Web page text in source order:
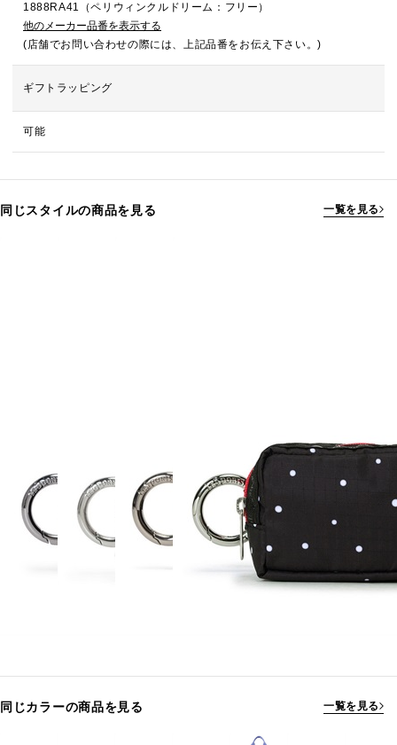
1888RA41（ペリウィンクルドリーム：フリー）
他のメーカー品番を表示する
(店舗でお問い合わせの際には、上記品番をお伝え下さい。)
ギフトラッピング
可能
同じスタイルの商品を見る 一覧を見る
同じカラーの商品を見る 一覧を見る